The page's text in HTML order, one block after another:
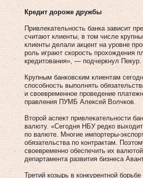
Кредит дороже дружбы
Привлекательность банка зависит
считают клиенты, в том числе
клиенты делали акцент на уровне
роль играют скорость прохождения
кредитования», — подчеркнул Пекур.
Крупным банковским клиентам
способность выполнять
и своевременное проведение
правления ПУМБ Алексей Волчков.
Второй аспект привлекательности
валюту. «Сегодня НБУ редко
по валюте. Многие импортеры-
обязательства по контрактам.
своевременно обеспечить их
департамента развития бизнеса
Третий козырь в конкурентной